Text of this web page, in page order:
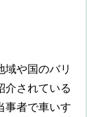
や国のバリ
介されている
事者で車いす